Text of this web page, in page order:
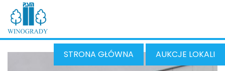
STRONA GŁÓWNA AUKCJE LOKALI